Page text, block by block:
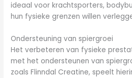
ideaal voor krachtsporters,
hun fysieke grenzen willen
Ondersteuning van spiergroei
Het verbeteren van fysieke
met het ondersteunen van
zoals Flinndal Creatine, speelt